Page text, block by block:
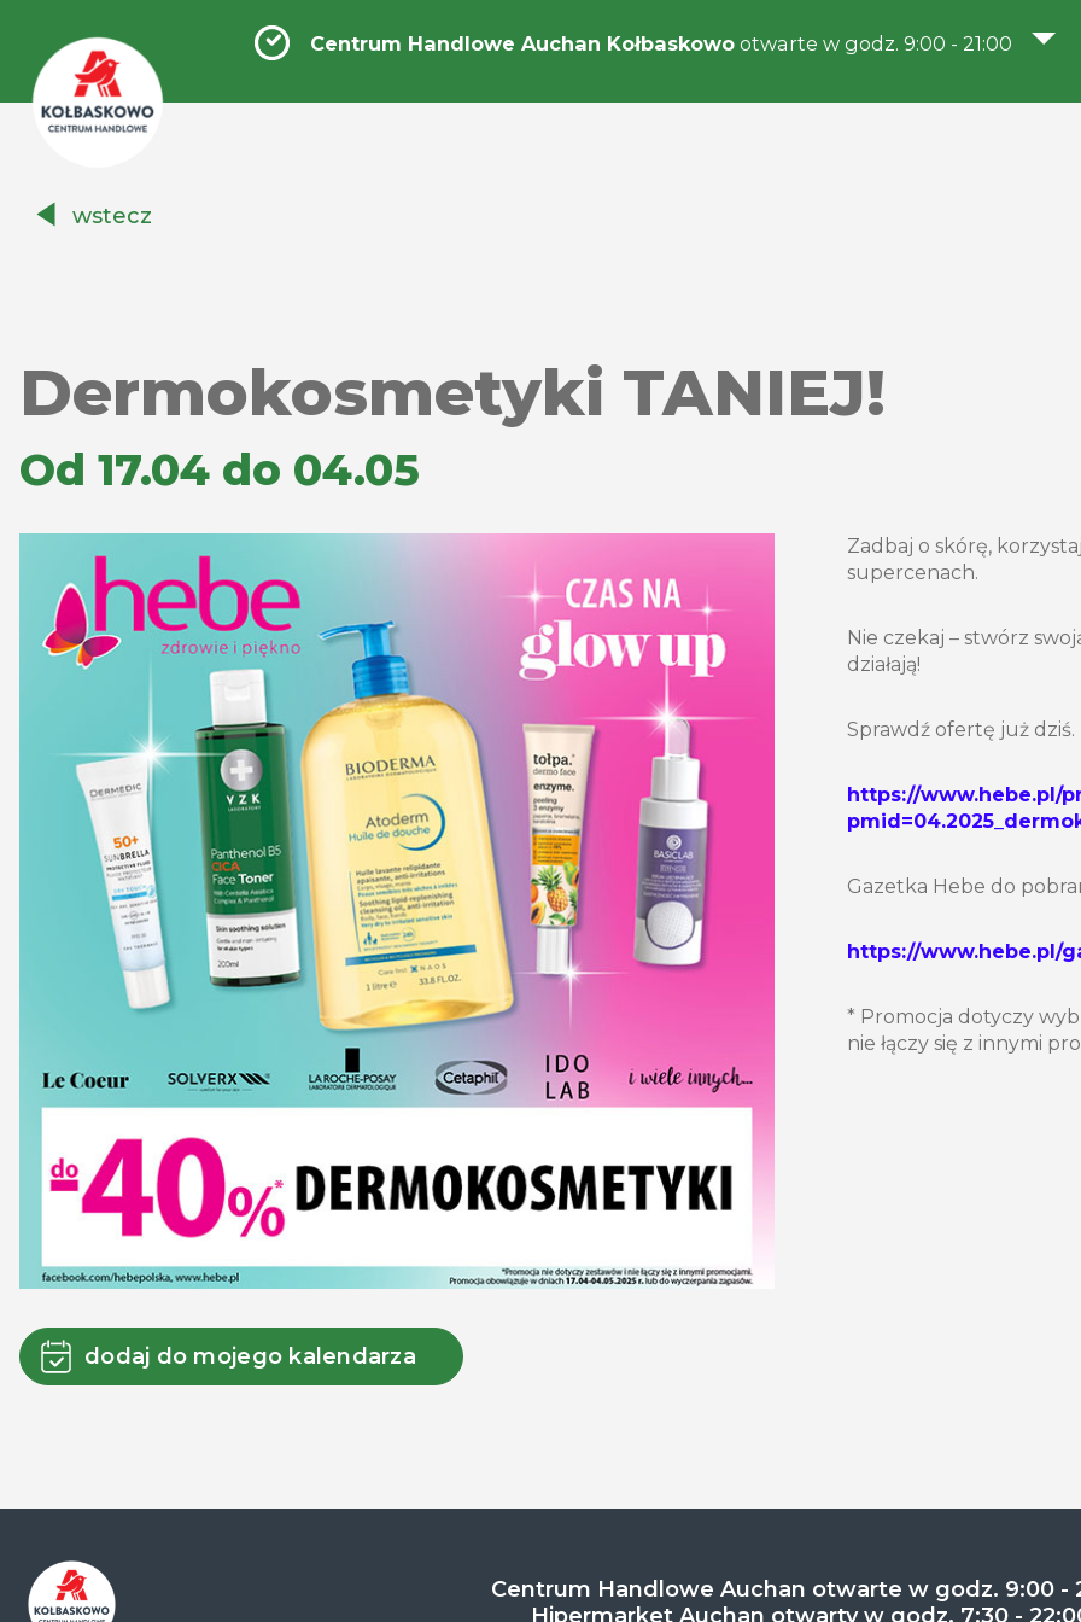
Handlowe
Centrum Handlowe Auchan Kołbaskowo otwarte w godz. 9:00 - 21:00
wstecz
Dermokosmetyki TANIEJ!
Od 17.04 do 04.05
dodaj do mojego kalendarza
Zadbaj o skórę,
supercenach.
Nie czekaj – stwórz
działają!
Sprawdź ofertę już dziś.
https://www.hebe.pl/
Gazetka Hebe do
https://www.hebe.pl/
* Promocja dotyczy
nie łączy się z innymi
Centrum Handlowe Auchan otwarte w godz. 9:00 -
Hipermarket Auchan otwarty w godz. 7:30 -